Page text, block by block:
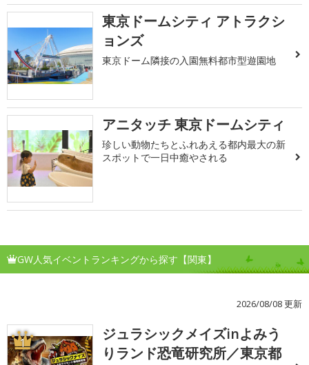
東京ドームシティ アトラクシ
ョンズ
東京ドーム隣接の入園無料都市型遊園地
アニタッチ 東京ドームシティ
珍しい動物たちとふれあえる都内最大の新
スポットで一日中癒やされる
GW人気イベントランキングから探す【関東】
2026/08/08 更新
1
ジュラシックメイズinよみう
りランド恐竜研究所／東京都